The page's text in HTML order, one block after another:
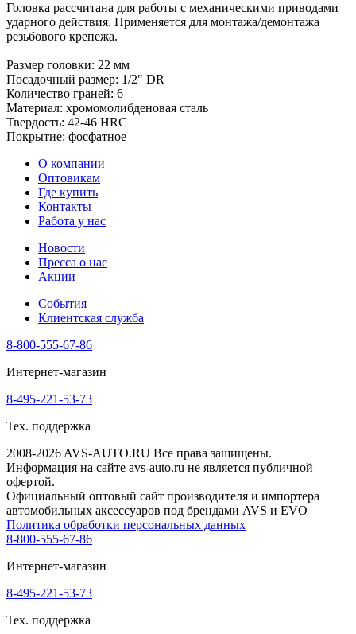
Головка рассчитана для работы с механическими приводами
ударного действия. Применяется для монтажа/демонтажа
резьбового крепежа.
Размер головки: 22 мм
Посадочный размер: 1/2" DR
Количество граней: 6
Материал: хромомолибденовая сталь
Твердость: 42-46 HRC
Покрытие: фосфатное
О компании
Оптовикам
Где купить
Контакты
Работа у нас
Новости
Пресса о нас
Акции
События
Клиентская служба
8-800-555-67-86
Интернет-магазин
8-495-221-53-73
Тех. поддержка
2008-2026 AVS-AUTO.RU Все права защищены.
Информация на сайте avs-auto.ru не является публичной
офертой.
Официальный оптовый сайт производителя и импортера
автомобильных аксессуаров под брендами AVS и EVO
Политика обработки персональных данных
8-800-555-67-86
Интернет-магазин
8-495-221-53-73
Тех. поддержка